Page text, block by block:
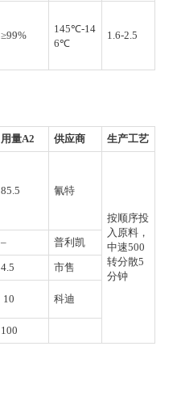
≥99%
145℃-14
6℃
1.6-2.5
用量A2 供应商 生产工艺
85.5 氰特
按顺序投
入原料，
中速500
转分散5
分钟
– 普利凯
4.5 市售
10 科迪
100